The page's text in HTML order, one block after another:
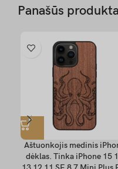
Panašūs
Aštuonkojis medinis
dėklas. Tinka iPhone 15